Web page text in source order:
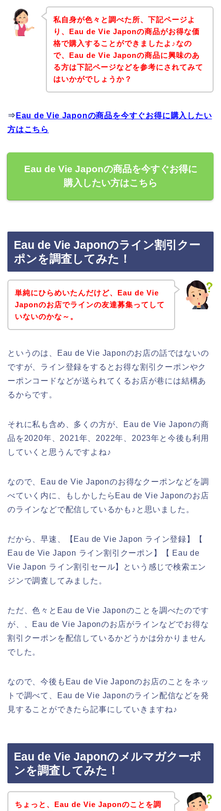
私自身が色々と調べた所、下記ページよ
り、Eau de Vie Japonの商品がお得な価
格で購入することができましたよ♪なの
で、Eau de Vie Japonの商品に興味のあ
る方は下記ページなどを参考にされてみて
はいかがでしょうか？
⇒ Eau de Vie Japonの商品を今すぐお得に購入したい
方はこちら
Eau de Vie Japonの商品を今すぐお得に
購入したい方はこちら
Eau de Vie Japonのライン割引クー
ポンを調査してみた！
単純にひらめいたんだけど、Eau de Vie
Japonのお店でラインの友達募集ってして
いないのかな～。
というのは、Eau de Vie Japonのお店の話ではないの
ですが、ライン登録をするとお得な割引クーポンやク
ーポンコードなどが送られてくるお店が巷には結構あ
るからです。
それに私も含め、多くの方が、Eau de Vie Japonの商
品を2020年、2021年、2022年、2023年と今後も利用
していくと思うんですよね♪
なので、Eau de Vie Japonのお得なクーポンなどを調
べていく内に、もしかしたらEau de Vie Japonのお店
のラインなどで配信しているかも♪と思いました。
だから、早速、【Eau de Vie Japon ライン登録】【
Eau de Vie Japon ライン割引クーポン】【 Eau de
Vie Japon ライン割引セール】という感じで検索エン
ジンで調査してみました。
ただ、色々とEau de Vie Japonのことを調べたのです
が、、Eau de Vie Japonのお店がラインなどでお得な
割引クーポンを配信しているかどうかは分かりません
でした。
なので、今後もEau de Vie Japonのお店のことをネッ
トで調べて、Eau de Vie Japonのライン配信などを発
見することができたら記事にしていきますね♪
Eau de Vie Japonのメルマガクーポ
ンを調査してみた！
ちょっと、Eau de Vie Japonのことを調